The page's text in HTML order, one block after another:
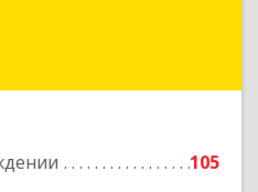
105
Серов г, Ленина ул,